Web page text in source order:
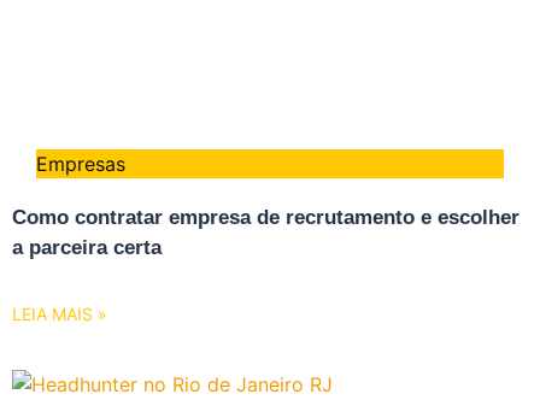
Empresas
Como contratar empresa de recrutamento e escolher
a parceira certa
LEIA MAIS »